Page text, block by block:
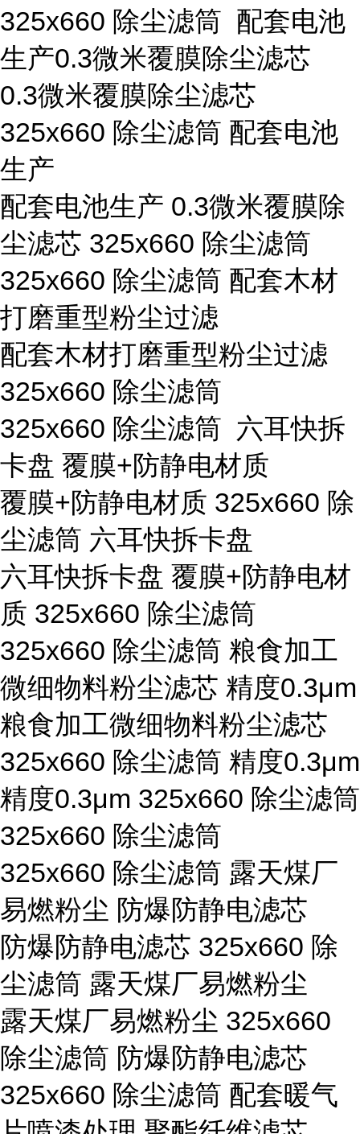
325x660 除尘滤筒 配套电池
生产0.3微米覆膜除尘滤芯
0.3微米覆膜除尘滤芯
325x660 除尘滤筒 配套电池
生产
配套电池生产 0.3微米覆膜除
尘滤芯 325x660 除尘滤筒
325x660 除尘滤筒 配套木材
打磨重型粉尘过滤
配套木材打磨重型粉尘过滤
325x660 除尘滤筒
325x660 除尘滤筒 六耳快拆
卡盘 覆膜+防静电材质
覆膜+防静电材质 325x660 除
尘滤筒 六耳快拆卡盘
六耳快拆卡盘 覆膜+防静电材
质 325x660 除尘滤筒
325x660 除尘滤筒 粮食加工
微细物料粉尘滤芯 精度0.3μm
粮食加工微细物料粉尘滤芯
325x660 除尘滤筒 精度0.3μm
精度0.3μm 325x660 除尘滤筒
325x660 除尘滤筒
325x660 除尘滤筒 露天煤厂
易燃粉尘 防爆防静电滤芯
防爆防静电滤芯 325x660 除
尘滤筒 露天煤厂易燃粉尘
露天煤厂易燃粉尘 325x660
除尘滤筒 防爆防静电滤芯
325x660 除尘滤筒 配套暖气